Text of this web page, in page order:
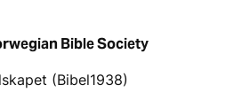
Bible Society
(Bibel1938)